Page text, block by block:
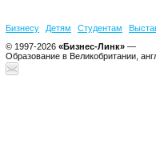
Бизнесу Детям Студентам
© 1997-2026 «Бизнес-Линк» —
Образование в Великобритании,